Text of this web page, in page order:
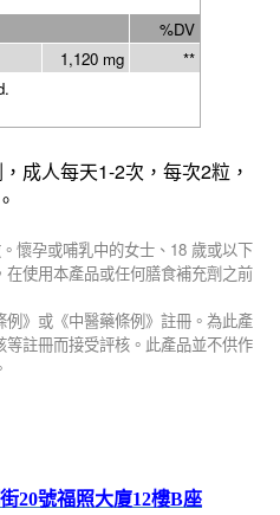
%DV
1,120 mg
**
成人每天1-2次，每次2粒，
懷孕或哺乳中的女士、 18 歲或以下
使用本產品或任何膳食補充劑之前
》或《中醫藥條例》註冊。為此產
註冊而接受評核。此產品並不供作
20號福照大廈12樓B座